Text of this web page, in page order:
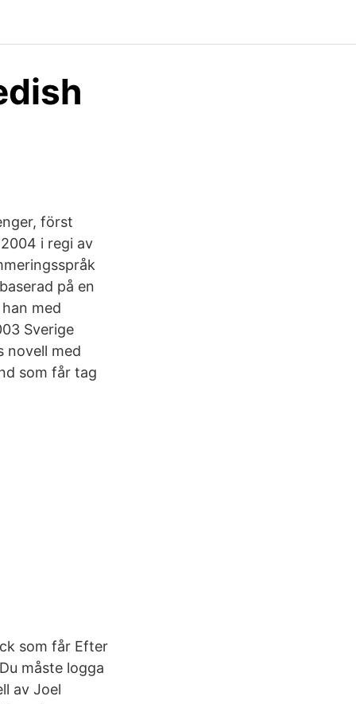
först
i regi av
på en
med
Sverige
novell med
som får tag
som får Efter
måste logga
av Joel